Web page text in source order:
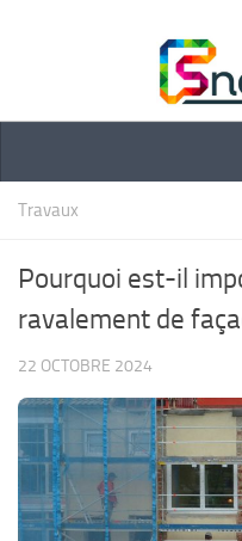
Travaux
Pourquoi est-il
ravalement de
22 OCTOBRE 2024